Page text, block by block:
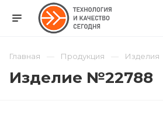
Главная Продукция Изделия
Изделие №22788